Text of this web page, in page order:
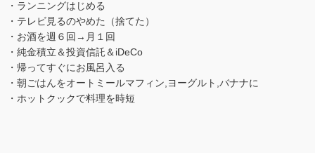
・ランニングはじめる
・テレビ見るのやめた（捨てた）
・お酒を週６回→月１回
・純金積立＆投資信託＆iDeCo
・帰ってすぐにお風呂入る
・朝ごはんをオートミールマフィン,ヨーグルト,バナナに
・ホットクックで料理を時短